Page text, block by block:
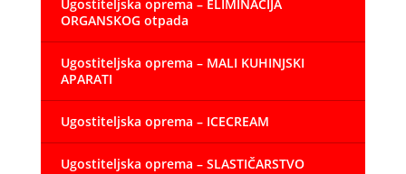
Ugostiteljska oprema – ELIMINACIJA
ORGANSKOG otpada
Ugostiteljska oprema – MALI KUHINJSKI
APARATI
Ugostiteljska oprema – ICECREAM
Ugostiteljska oprema – SLASTIČARSTVO